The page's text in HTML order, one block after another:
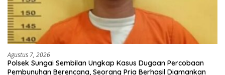
Agustus 7, 2026
Polsek Sungai Sembilan Ungkap Kasus Dugaan Percobaan
Pembunuhan Berencana, Seorang Pria Berhasil Diamankan